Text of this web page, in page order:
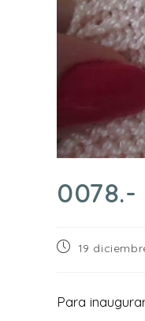
Publicación
19
Para